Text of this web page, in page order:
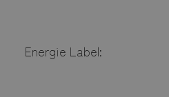
Energie Label: